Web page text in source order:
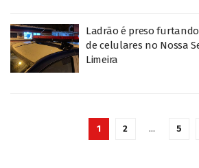
Ladrão é preso
de celulares no Nossa
Limeira
1 2 … 5